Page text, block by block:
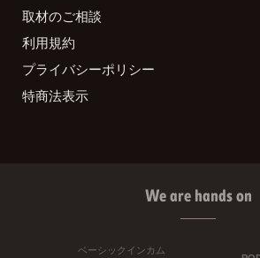
取材のご相談
利用規約
プライバシーポリシー
特商法表示
We are hands on
ベーシックインカム